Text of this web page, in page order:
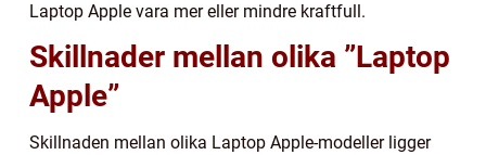
Laptop Apple vara mer eller mindre kraftfull.
Skillnader mellan olika ”Laptop
Apple”
Skillnaden mellan olika Laptop Apple-modeller ligger